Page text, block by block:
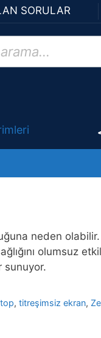
SORULAR
neden
olumsuz
sunuyor.
,titreşimsiz ekran,